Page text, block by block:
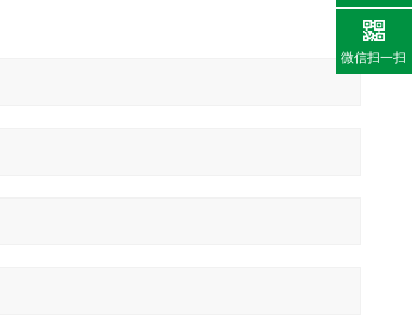
微信扫一扫